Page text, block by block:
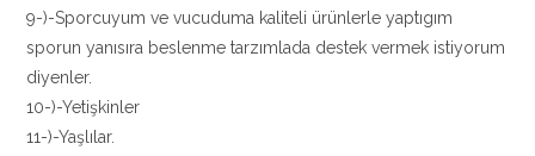
9-)-Sporcuyum ve vucuduma kaliteli ürünlerle yaptıgım
sporun yanısıra beslenme tarzımlada destek vermek istiyorum
diyenler.
10-)-Yetişkinler
11-)-Yaşlılar.